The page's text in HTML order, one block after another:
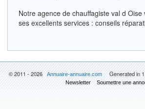
Notre agence de chauffagiste val d
ses excellents services : conseils
© 2011 - 2026 Annuaire-annuaire.com Generated in
Newsletter
Soumettre une